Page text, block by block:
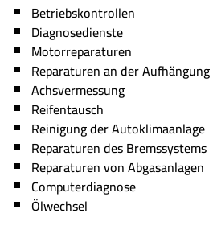
Betriebskontrollen
Diagnosedienste
Motorreparaturen
Reparaturen an der Aufhängung
Achsvermessung
Reifentausch
Reinigung der Autoklimaanlage
Reparaturen des Bremssystems
Reparaturen von Abgasanlagen
Computerdiagnose
Ölwechsel